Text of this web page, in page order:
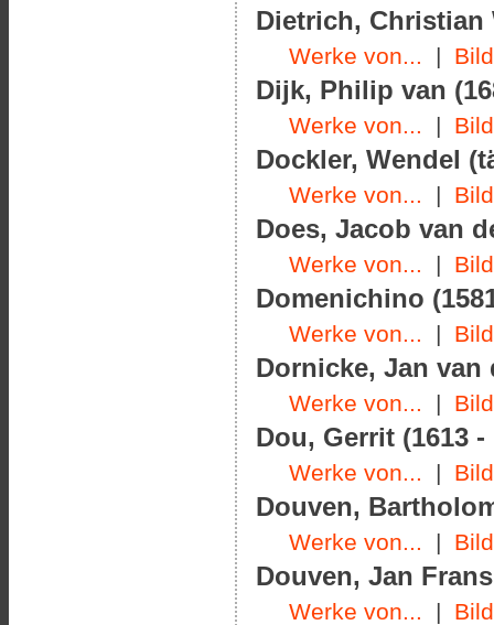
Dietrich, Christian
Werke von... |
Dijk, Philip van
Werke von... |
Dockler, Wendel
Werke von... |
Does, Jacob van
Werke von... |
Domenichino
Werke von... |
Dornicke, Jan van
Werke von... |
Dou, Gerrit (1613 -
Werke von... |
Douven,
Werke von... |
Douven, Jan
Werke von... |